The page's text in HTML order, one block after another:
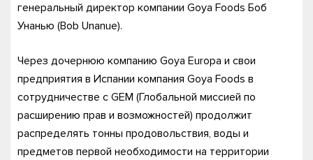
генеральный директор компании Goya Foods Боб
Унанью (Bob Unanue).
Через дочернюю компанию Goya Europa и свои
предприятия в Испании компания Goya Foods в
сотрудничестве с GEM (Глобальной миссией по
расширению прав и возможностей) продолжит
распределять тонны продовольствия, воды и
предметов первой необходимости на территории